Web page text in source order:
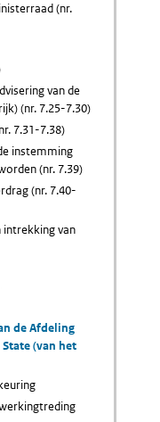
(nr.
van de
(nr. 7.25-7.30)
7.31-7.38)
instemming
(nr. 7.39)
(nr. 7.40-
intrekking van
de Afdeling
(van het